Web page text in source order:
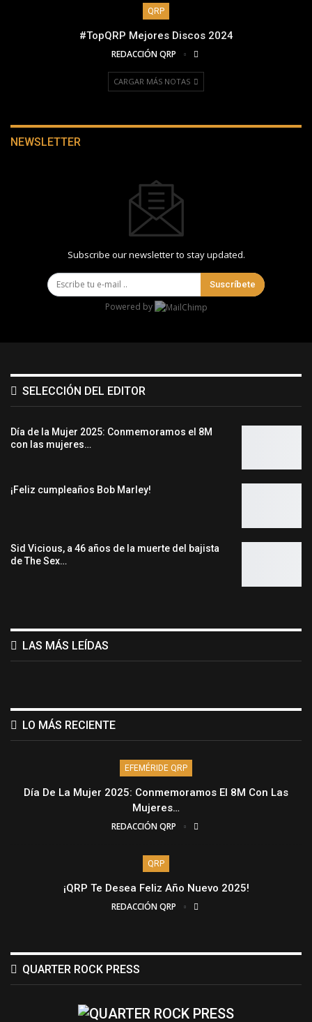
QRP
#TopQRP Mejores Discos 2024
REDACCIÓN QRP
CARGAR MÁS NOTAS
NEWSLETTER
Subscribe our newsletter to stay updated.
Suscríbete
Powered by
SELECCIÓN DEL EDITOR
Día de la Mujer 2025: Conmemoramos el 8M
con las mujeres…
¡Feliz cumpleaños Bob Marley!
Sid Vicious, a 46 años de la muerte del bajista
de The Sex…
LAS MÁS LEÍDAS
LO MÁS RECIENTE
EFEMÉRIDE QRP
Día De La Mujer 2025: Conmemoramos El 8M Con Las
Mujeres…
REDACCIÓN QRP
QRP
¡QRP Te Desea Feliz Año Nuevo 2025!
REDACCIÓN QRP
QUARTER ROCK PRESS